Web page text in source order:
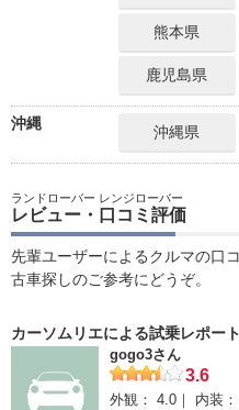
熊本県
鹿児島県
沖縄 沖縄県
ランドローバー レンジローバー
レビュー・口コミ評価
先輩ユーザーによるクルマの口
古車探しのご参考にどうぞ。
カーソムリエによる試乗レポー
gogo3さん
3.6
外観： 4.0 内装：